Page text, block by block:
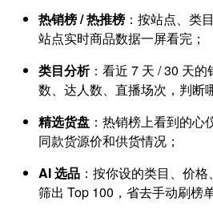
热销榜 / 热推榜 ：按站点、类
站点实时商品数据一屏看完；
类目分析：看近 7 天 / 30 天
数、达人数、直播场次，判断
精选货盘 ：热销榜上看到的
同款货源价和供货情况；
AI 选品 ：按你设的类目、价
筛出 Top 100，省去手动刷榜